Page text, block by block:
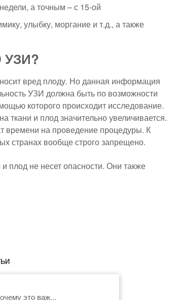
а точным – с 15-ой
улыбку, моргание и т.д., а также
УЗИ?
вред плоду. Но данная информация
УЗИ должна быть по возможности
которого происходит исследование.
ткани и плод значительно увеличивается.
времени на проведение процедуры. К
странах вообще строго запрещено.
плод не несет опасности. Они также
это важ...